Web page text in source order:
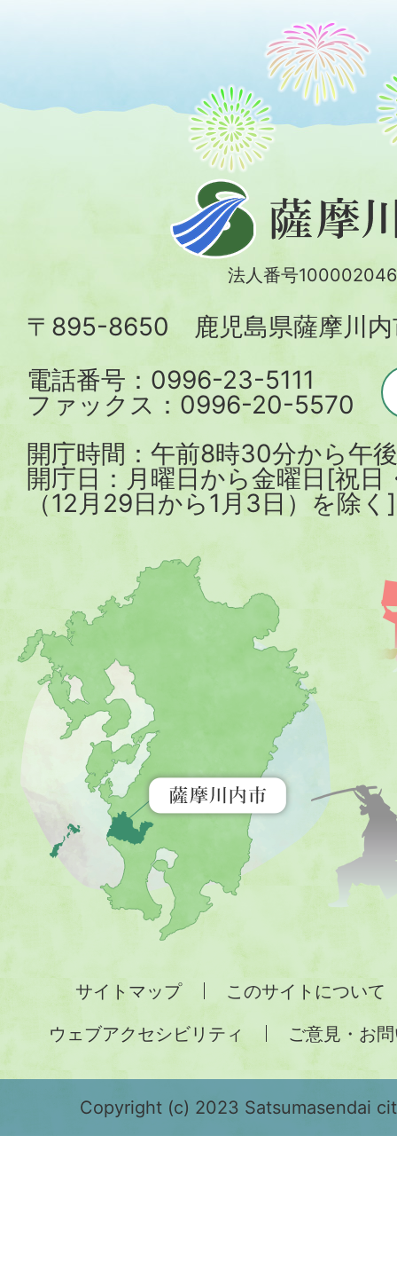
摩
川
法人番号
〒895-8650 鹿児島県薩摩川内
電話番号：0996-23-5111
ファックス：0996-20-5570
開庁時間：午前8時30分から午
開庁日：月曜日から金曜日[祝日
（12月29日から1月3日）を除く]
川
内
市
を
す
緑
で
サイトマップ
このサイトについて
ウェブアクセシビリティ
ご意見・お
Copyright (c) 2023 Satsumasendai